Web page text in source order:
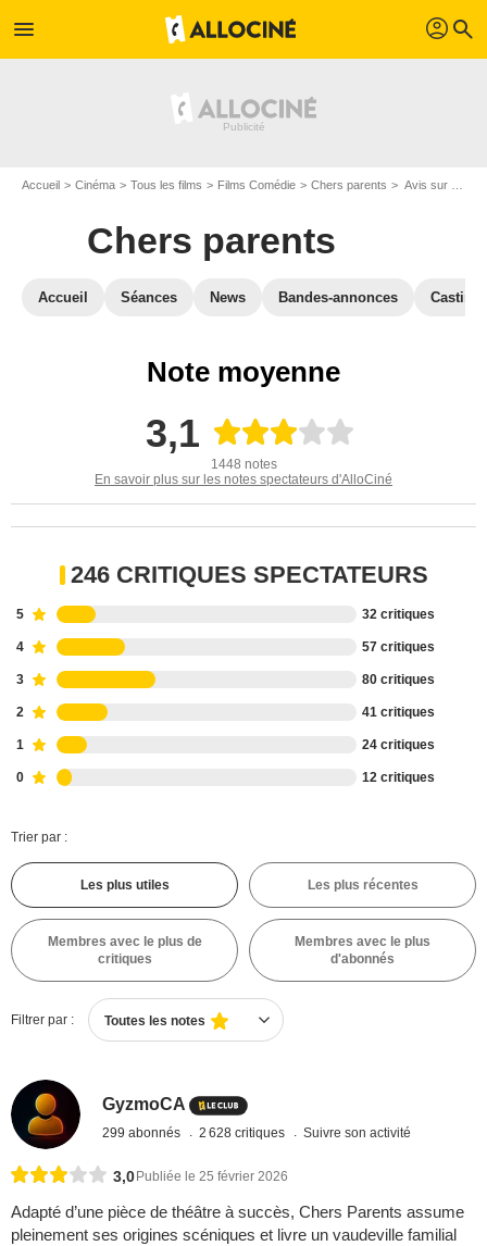
menu profil search
Accueil Cinéma Tous les films Films Comédie Chers parents Avis sur Chers parents
Chers parents
Accueil Séances News Bandes-annonces Casting
Note moyenne
3,1
1448 notes
En savoir plus sur les notes spectateurs d'AlloCiné
246 CRITIQUES SPECTATEURS
5 32 critiques
4 57 critiques
3 80 critiques
2 41 critiques
1 24 critiques
0 12 critiques
Trier par :
Les plus utiles Les plus récentes
Membres avec le plus de
critiques
Membres avec le plus
d'abonnés
Filtrer par : Toutes les notes
GyzmoCA
299 abonnés 2 628 critiques Suivre son activité
3,0 Publiée le 25 février 2026
Adapté d’une pièce de théâtre à succès, Chers Parents assume
pleinement ses origines scéniques et livre un vaudeville familial